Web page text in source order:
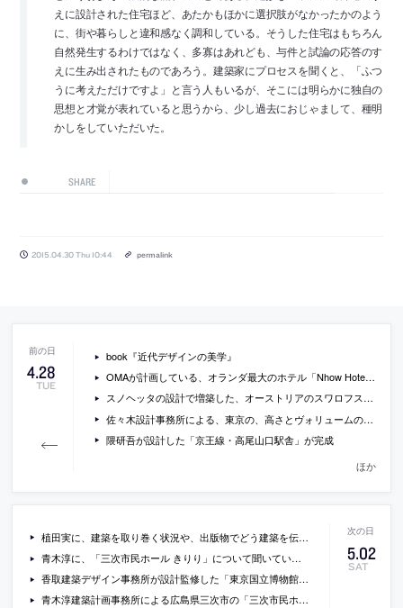
えに設計された住宅ほど、あたかもほかに選択肢がなかったかのよう
に、街や暮らしと違和感なく調和している。そうした住宅はもちろん
自然発生するわけではなく、多寡はあれども、与件と試論の応答のす
えに生み出されたものであろう。建築家にプロセスを聞くと、「ふつ
うに考えただけですよ」と言う人もいるが、そこには明らかに独自の
思想と才覚が表れていると思うから、少し過去におじゃまして、種明
かしをしていただいた。
SHARE
2015.04.30 Thu 10:44 permalink
4.28
TUE
book『近代デザインの美学』
OMAが計画している、オランダ最大のホテル「Nhow Hotel Rai」の画像
スノヘッタの設計で増築した、オーストリアのスワロフスキー博物館の写真
佐々木設計事務所による、東京の、高さとヴォリュームの異なる垂れ壁で緩やかに分節されたオフィスの写真
隈研吾が設計した「京王線・高尾山口駅舎」が完成
ほか
5.02
SAT
植田実に、建築を取り巻く状況や、出版物でどう建築を伝えるのかなど、を聞いているインタビュー「どの時代にも 建築家は存在する」
青木淳に、「三次市民ホール きりり」について聞いているインタビュー動画
香取建築デザイン事務所が設計監修した「東京国立博物館本館ミュージアムショップ」
青木淳建築計画事務所による広島県三次市の「三次市民ホール きりり」の写真